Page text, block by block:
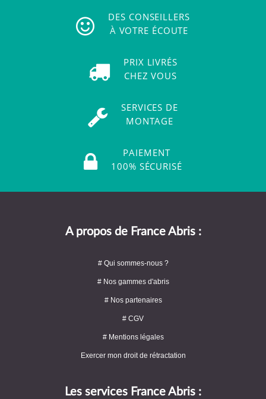
DES CONSEILLERS
À VOTRE ÉCOUTE
PRIX LIVRÉS
CHEZ VOUS
SERVICES DE
MONTAGE
PAIEMENT
100% SÉCURISÉ
A propos de France Abris :
# Qui sommes-nous ?
# Nos gammes d'abris
# Nos partenaires
# CGV
# Mentions légales
Exercer mon droit de rétractation
Les services France Abris :